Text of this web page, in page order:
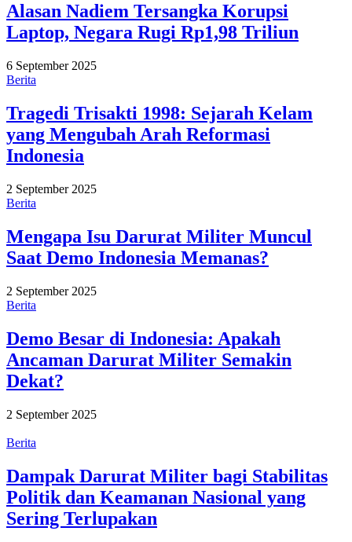
Alasan Nadiem Tersangka Korupsi
Laptop, Negara Rugi Rp1,98 Triliun
6 September 2025
Berita
Tragedi Trisakti 1998: Sejarah Kelam
yang Mengubah Arah Reformasi
Indonesia
2 September 2025
Berita
Mengapa Isu Darurat Militer Muncul
Saat Demo Indonesia Memanas?
2 September 2025
Berita
Demo Besar di Indonesia: Apakah
Ancaman Darurat Militer Semakin
Dekat?
2 September 2025
Berita
Dampak Darurat Militer bagi Stabilitas
Politik dan Keamanan Nasional yang
Sering Terlupakan